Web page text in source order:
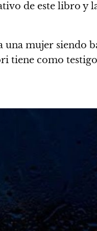
de este libro y
mujer siendo
tiene como